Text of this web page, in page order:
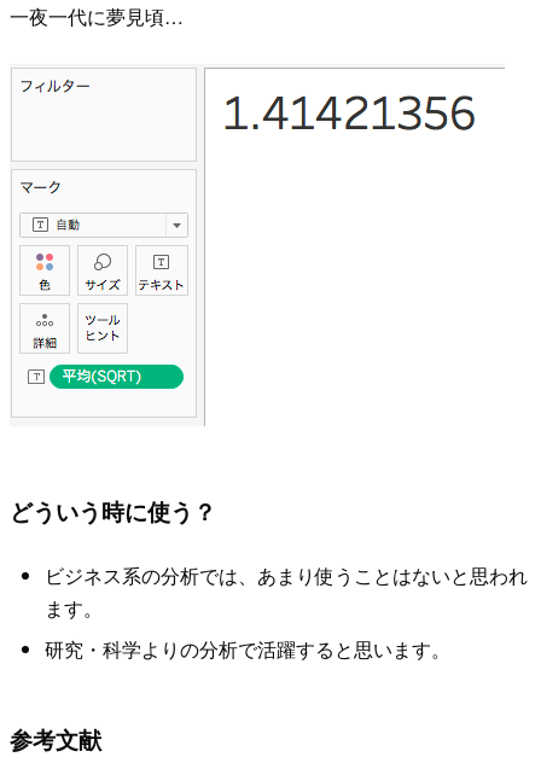
一夜一代に夢見頃…
どういう時に使う？
ビジネス系の分析では、あまり使うことはないと思われ
ます。
研究・科学よりの分析で活躍すると思います。
参考文献